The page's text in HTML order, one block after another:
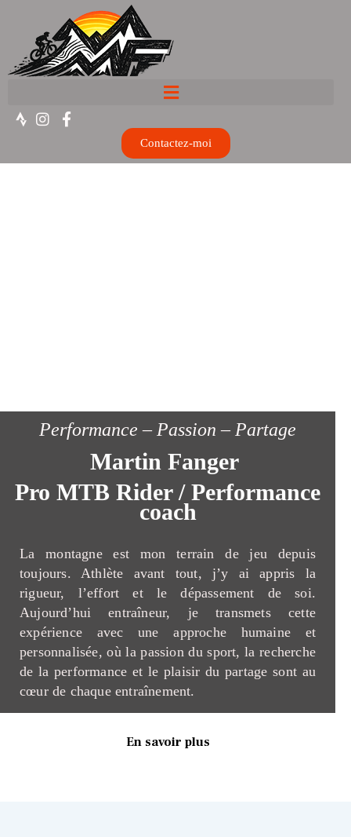
Contactez-moi
Performance – Passion – Partage
Martin Fanger
Pro MTB Rider / Performance
coach
La montagne est mon terrain de jeu depuis
toujours. Athlète avant tout, j’y ai appris la
rigueur, l’effort et le dépassement de soi.
Aujourd’hui entraîneur, je transmets cette
expérience avec une approche humaine et
personnalisée, où la passion du sport, la recherche
de la performance et le plaisir du partage sont au
cœur de chaque entraînement.
En savoir plus